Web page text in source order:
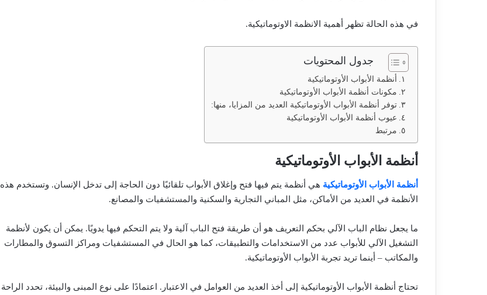
في هذه الحالة تظهر أهمية الانظمة الاوتوماتيكية.
جدول المحتويات
أنظمة الأبواب الأوتوماتيكية
مكونات أنظمة الأبواب الأوتوماتيكية
توفر أنظمة الأبواب الأوتوماتيكية العديد من المزايا، منها:
عيوب أنظمة الأبواب الأوتوماتيكية
مرتبط
أنظمة الأبواب الأوتوماتيكية
أنظمة الأبواب الأوتوماتيكية هي أنظمة يتم فيها فتح وإغلاق الأبواب تلقائيًا دون الحاجة إلى تدخل الإنسان. وتستخدم هذه
الأنظمة في العديد من الأماكن، مثل المباني التجارية والسكنية والمستشفيات والمصانع.
ما يجعل نظام الباب الآلي بحكم التعريف هو أن طريقة فتح الباب آلية ولا يتم التحكم فيها يدويًا. يمكن أن يكون لأنظمة
التشغيل الآلي للأبواب عدد من الاستخدامات والتطبيقات، كما هو الحال في المستشفيات ومراكز التسوق والمطارات
والمكاتب – أينما تريد تجربة الأبواب الأوتوماتيكية.
تحتاج أنظمة الأبواب الأوتوماتيكية إلى أخذ العديد من العوامل في الاعتبار. اعتمادًا على نوع المبنى والبيئة، تحدد الراحة